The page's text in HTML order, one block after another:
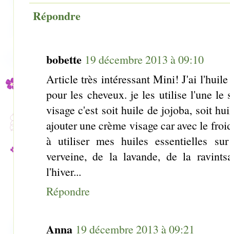
Répondre
bobette 19 décembre 2013 à 09:10
Article très intéressant Mini! J'ai
pour les cheveux. je les utilise l'une le
visage c'est soit huile de jojoba, soit
ajouter une crème visage car avec le
à utiliser mes huiles essentielles
verveine, de la lavande, de la
l'hiver...
Répondre
Anna 19 décembre 2013 à 09:21